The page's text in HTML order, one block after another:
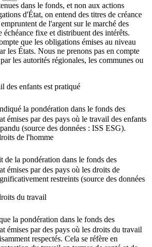
dans le fonds, et non aux actions
d'État, on entend des titres de créance
de l'argent sur le marché des
fixe et distribuent des intérêts.
que les obligations émises au niveau
les États. Nous ne prenons pas en compte
les autorités régionales, les communes ou
des enfants est pratiqué
la pondération dans le fonds des
émises par des pays où le travail des enfants
(source des données : ISS ESG).
de l'homme
de la pondération dans le fonds des
émises par des pays où les droits de
restreints (source des données
du travail
la pondération dans le fonds des
émises par des pays où les droits du travail
respectés. Cela se réfère en